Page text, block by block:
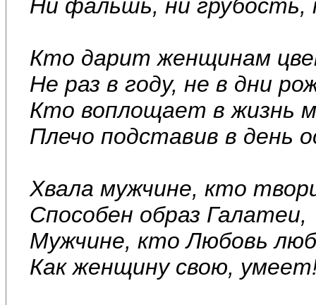
Ни фальшь, ни грубость,
Кто дарит женщинам
Не раз в году, не в дни
Кто воплощает в жизнь
Плечо подставив в день
Хвала мужчине, кто
Способен образ Галатеи,
Мужчине, кто Любовь
Как женщину свою,